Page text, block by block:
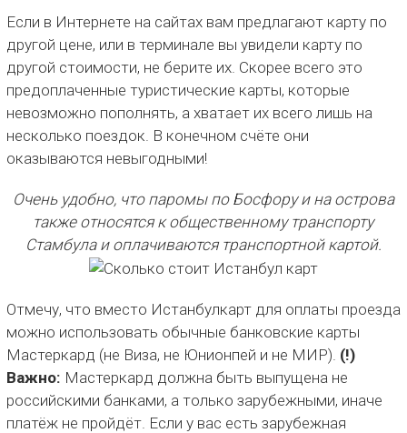
Если в Интернете на сайтах вам предлагают карту по
другой цене, или в терминале вы увидели карту по
другой стоимости, не берите их. Скорее всего это
предоплаченные туристические карты, которые
невозможно пополнять, а хватает их всего лишь на
несколько поездок. В конечном счёте они
оказываются невыгодными!
Очень удобно, что паромы по Босфору и на острова
также относятся к общественному транспорту
Стамбула и оплачиваются транспортной картой.
Отмечу, что вместо Истанбулкарт для оплаты проезда
можно использовать обычные банковские карты
Мастеркард (не Виза, не Юнионпей и не МИР). (!)
Важно: Мастеркард должна быть выпущена не
российскими банками, а только зарубежными, иначе
платёж не пройдёт. Если у вас есть зарубежная